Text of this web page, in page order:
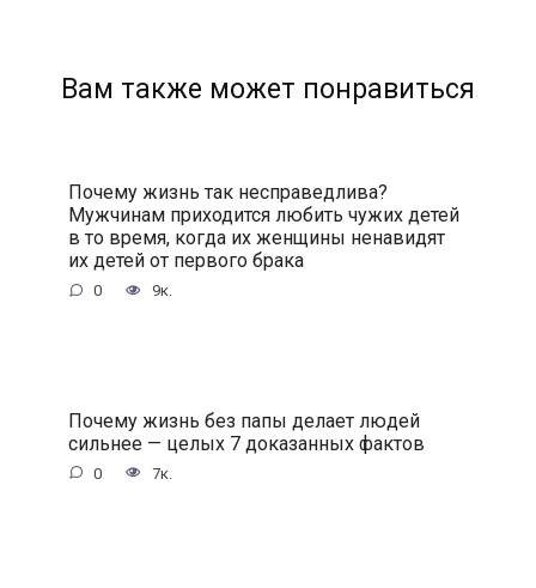
Вам также может понравиться
Почему жизнь так несправедлива?
Мужчинам приходится любить чужих детей
в то время, когда их женщины ненавидят
их детей от первого брака
0 9к.
Почему жизнь без папы делает людей
сильнее — целых 7 доказанных фактов
0 7к.